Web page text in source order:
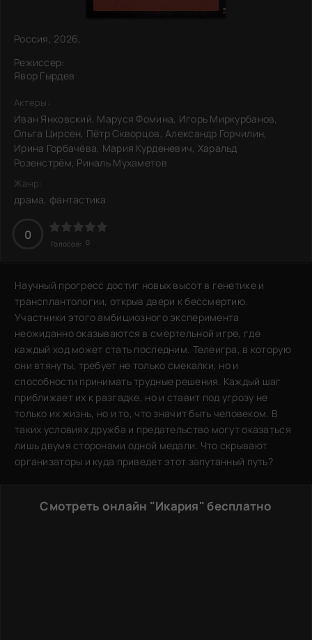
Россия, 2026,
Режиссер:
Явор Гырдев
Актеры:
Иван Янковский, Маруся Фомина, Игорь Миркурбанов,
Ольга Цирсен, Пётр Скворцов, Александр Горчилин,
Ирина Горбачёва, Мария Курденевич, Харальд
Розенстрём, Риналь Мухаметов
Жанр:
драма, фантастика
0
Голосов: 0
Научный прогресс достиг новых высот в генетике и
трансплантологии, открыв двери к бессмертию.
Участники этого амбициозного эксперимента
неожиданно оказываются в смертельной игре, где
каждый ход может стать последним. Телеигра, в которую
они втянуты, требует не только смекалки, но и
способности принимать трудные решения. Каждый шаг
приближает их к разгадке, но и ставит под угрозу не
только их жизнь, но и то, что значит быть человеком. В
таких условиях дружба и предательство могут оказаться
лишь двумя сторонами одной медали. Что скрывают
организаторы и куда приведет этот запутанный путь?
Смотреть онлайн "Икария" бесплатно